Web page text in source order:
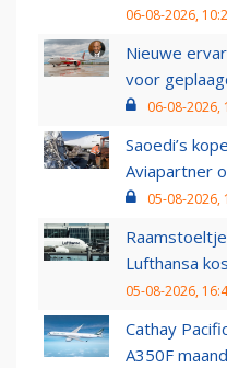
06-08-2026,
Nieuwe
voor
06-08-2026,
Saoedi’s
Aviapartner
05-08-2026,
Lufthansa
05-08-2026,
Cathay
A350F